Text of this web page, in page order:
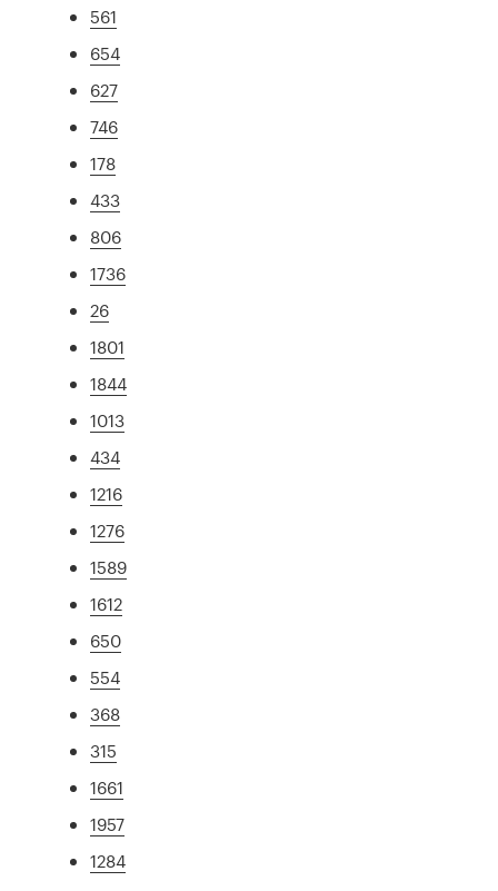
561
654
627
746
178
433
806
1736
26
1801
1844
1013
434
1216
1276
1589
1612
650
554
368
315
1661
1957
1284